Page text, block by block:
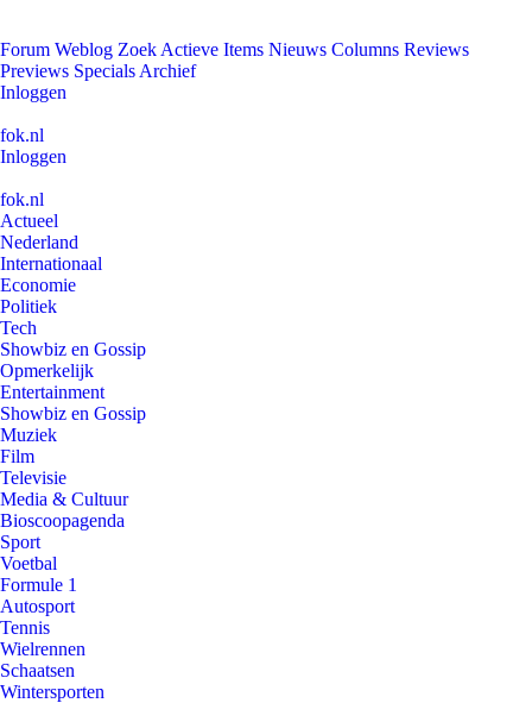
Forum Weblog Zoek Actieve Items Nieuws Columns Reviews
Previews Specials Archief
Inloggen
fok.nl
Inloggen
fok.nl
Actueel
Nederland
Internationaal
Economie
Politiek
Tech
Showbiz en Gossip
Opmerkelijk
Entertainment
Showbiz en Gossip
Muziek
Film
Televisie
Media & Cultuur
Bioscoopagenda
Sport
Voetbal
Formule 1
Autosport
Tennis
Wielrennen
Schaatsen
Wintersporten